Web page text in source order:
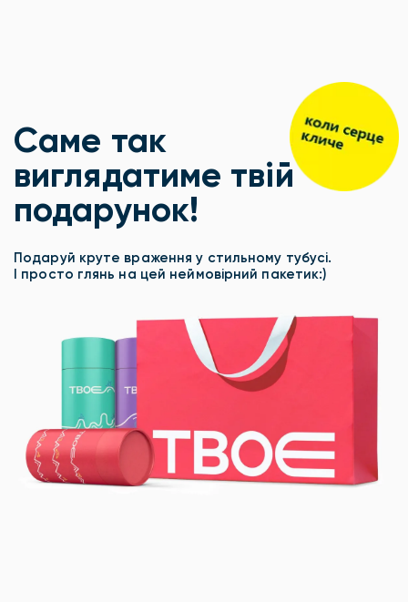
Саме так
виглядатиме твій
подарунок!
Подаруй круте враження у стильному тубусі.
І просто глянь на цей неймовірний пакетик:)